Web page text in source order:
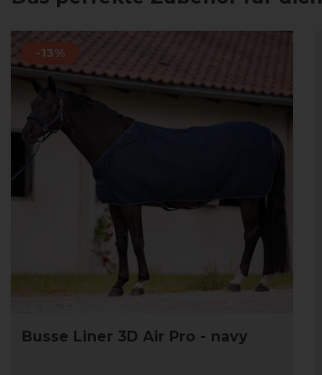
-13%
Busse Liner 3D Air Pro - navy